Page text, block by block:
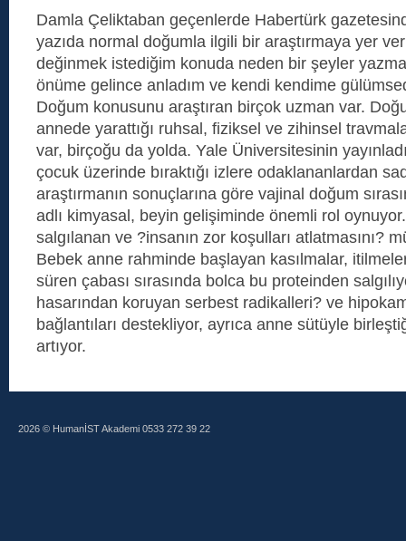
Damla Çeliktaban geçenlerde Habertürk
yazıda normal doğumla ilgili bir araştırmaya yer
değinmek istediğim konuda neden bir şeyler
önüme gelince anladım ve kendi kendime
Doğum konusunu araştıran birçok uzman var.
annede yarattığı ruhsal, fiziksel ve zihinsel
var, birçoğu da yolda. Yale Üniversitesinin
çocuk üzerinde bıraktığı izlere odaklananlardan
araştırmanın sonuçlarına göre vajinal doğum
adlı kimyasal, beyin gelişiminde önemli rol
salgılanan ve ?insanın zor koşulları atlatmasını?
Bebek anne rahminde başlayan kasılmalar,
süren çabası sırasında bolca bu proteinden
hasarından koruyan serbest radikalleri? ve
bağlantıları destekliyor, ayrıca anne sütüyle
artıyor.
2026 © HumanİST Akademi 0533 272 39 22